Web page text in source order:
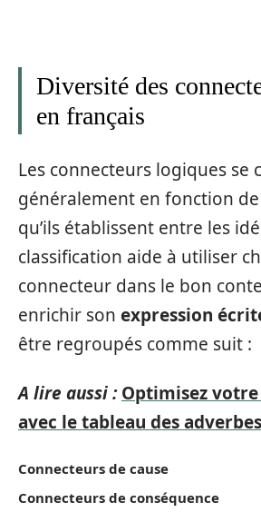
Diversité des
en français
Les connecteurs logiques se
généralement en fonction
qu’ils établissent entre les
classification aide à utiliser
connecteur dans le bon
enrichir son expression
être regroupés comme suit :
A lire aussi : Optimisez
avec le tableau des adverbes
Connecteurs de cause
Connecteurs de conséquence